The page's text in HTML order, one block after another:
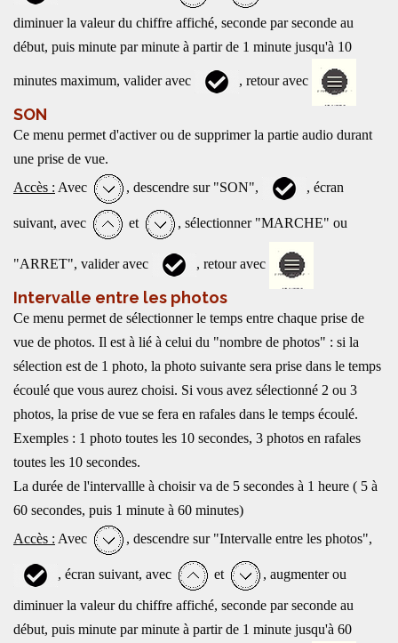
diminuer la valeur du chiffre affiché, seconde par seconde au
début, puis minute par minute à partir de 1 minute jusqu'à 10
minutes maximum, valider avec , retour avec
SON
Ce menu permet d'activer ou de supprimer la partie audio durant
une prise de vue.
Accès : Avec , descendre sur "SON", , écran
suivant, avec et , sélectionner "MARCHE" ou
"ARRET", valider avec , retour avec
Intervalle entre les photos
Ce menu permet de sélectionner le temps entre chaque prise de
vue de photos. Il est à lié à celui du "nombre de photos" : si la
sélection est de 1 photo, la photo suivante sera prise dans le temps
écoulé que vous aurez choisi. Si vous avez sélectionné 2 ou 3
photos, la prise de vue se fera en rafales dans le temps écoulé.
Exemples : 1 photo toutes les 10 secondes, 3 photos en rafales
toutes les 10 secondes.
La durée de l'intervallle à choisir va de 5 secondes à 1 heure ( 5 à
60 secondes, puis 1 minute à 60 minutes)
Accès : Avec , descendre sur "Intervalle entre les photos",
, écran suivant, avec et , augmenter ou
diminuer la valeur du chiffre affiché, seconde par seconde au
début, puis minute par minute à partir de 1 minute jusqu'à 60